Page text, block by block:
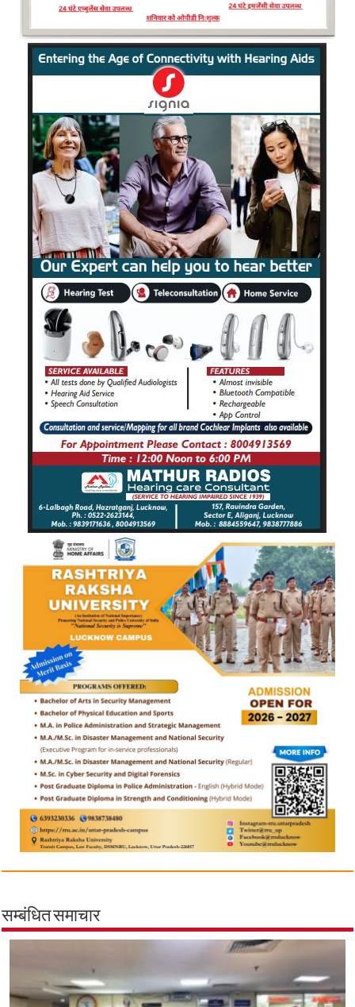
सम्बंधित समाचार